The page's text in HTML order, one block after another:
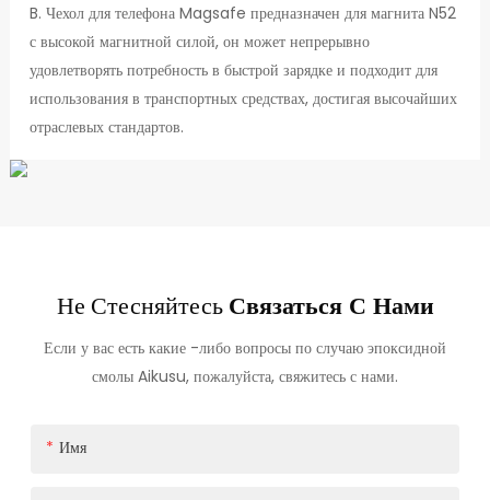
B. Чехол для телефона Magsafe предназначен для магнита N52
с высокой магнитной силой, он может непрерывно
удовлетворять потребность в быстрой зарядке и подходит для
использования в транспортных средствах, достигая высочайших
отраслевых стандартов.
Не СтесняйтесьСвязаться С Нами
Если у вас есть какие -либо вопросы по случаю эпоксидной
смолы Aikusu, пожалуйста, свяжитесь с нами.
Имя